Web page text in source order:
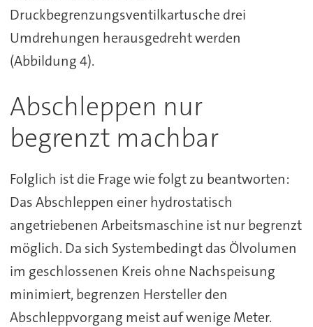
Druckbegrenzungsventilkartusche drei
Umdrehungen herausgedreht werden
(Abbildung 4).
Abschleppen nur
begrenzt machbar
Folglich ist die Frage wie folgt zu beantworten:
Das Abschleppen einer hydrostatisch
angetriebenen Arbeitsmaschine ist nur begrenzt
möglich. Da sich Systembedingt das Ölvolumen
im geschlossenen Kreis ohne Nachspeisung
minimiert, begrenzen Hersteller den
Abschleppvorgang meist auf wenige Meter.